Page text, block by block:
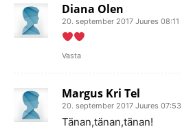
Diana Olen
20. september 2017 Juures 08:11
Vasta
Margus Kri Tel
20. september 2017 Juures 07:53
Tänan,tänan,tänan!